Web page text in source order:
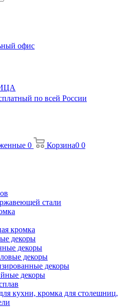
офис
по всей России
0 Корзина0 0
стали
кромка
декоры
декоры
декоры
декоры
декоры
кухни, кромка для столешниц,